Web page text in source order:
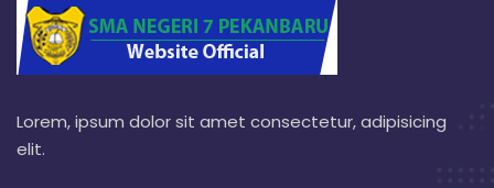
Lorem, ipsum dolor sit amet consectetur, adipisicing
elit.